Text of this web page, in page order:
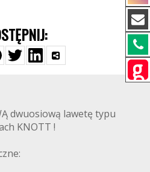
dwuosiową lawetę typu
KNOTT !